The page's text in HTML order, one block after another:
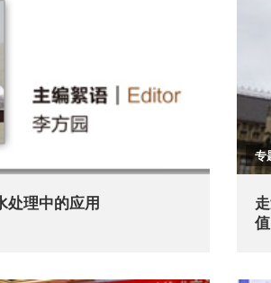
处理中的应用
专
值